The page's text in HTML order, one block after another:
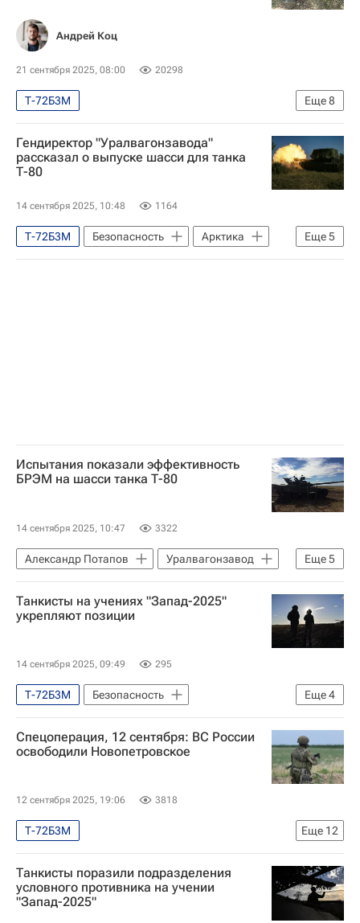
Андрей Коц
21 сентября 2025, 08:00 20298
Еще8
Т-72Б3М
Специальная военная операция на Украине
Безопасность
Мариуполь
Артемовск (Донецкая область)
Попасная
Вооруженные силы Украины
Т-64
Т-72Б
Гендиректор "Уралвагонзавода"
рассказал о выпуске шасси для танка
Т-80
14 сентября 2025, 10:48 1164
Еще5
Т-72Б3М Безопасность
Арктика
Россия
Александр Потапов
Испытания показали эффективность
БРЭМ на шасси танка Т-80
14 сентября 2025, 10:47 3322
Еще5
Александр Потапов
Уралвагонзавод
Министерство обороны РФ (Минобороны РФ)
Т-80
Т-72 "Урал"
Т-90
Танкисты на учениях "Запад-2025"
укрепляют позиции
14 сентября 2025, 09:49 295
Еще4
Т-72Б3М
Безопасность
Министерство обороны РФ (Минобороны РФ)
БМП-2
БМП-3
Спецоперация, 12 сентября: ВС России
освободили Новопетровское
12 сентября 2025, 19:06 3818
Еще 12
Т-72Б3М
Специальная военная операция на Украине
Безопасность
Россия
Украина
Днепропетровская область
Танкисты поразили подразделения
условного противника на учении
"Запад-2025"